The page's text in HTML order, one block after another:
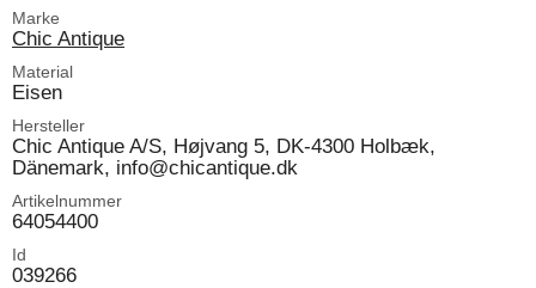
Marke
Chic Antique
Material
Eisen
Hersteller
Chic Antique A/S, Højvang 5, DK-4300 Holbæk,
Dänemark, info@chicantique.dk
Artikelnummer
64054400
Id
039266